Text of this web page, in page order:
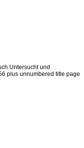
Untersucht und
plus unnumbered title page